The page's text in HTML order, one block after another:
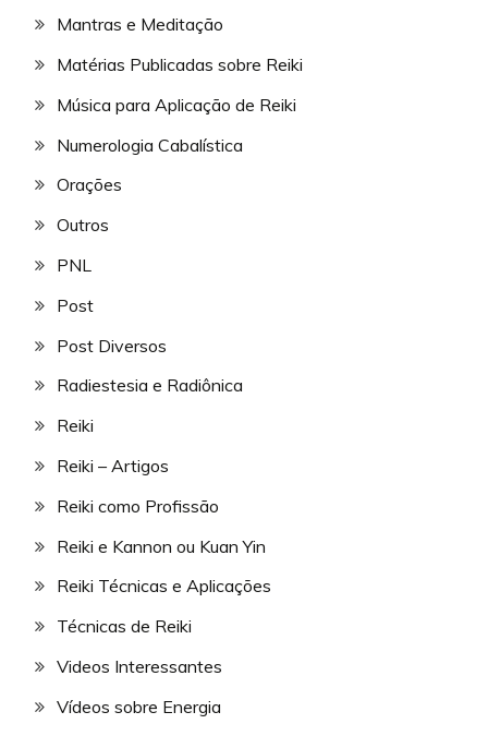
Mantras e Meditação
Matérias Publicadas sobre Reiki
Música para Aplicação de Reiki
Numerologia Cabalística
Orações
Outros
PNL
Post
Post Diversos
Radiestesia e Radiônica
Reiki
Reiki – Artigos
Reiki como Profissão
Reiki e Kannon ou Kuan Yin
Reiki Técnicas e Aplicações
Técnicas de Reiki
Videos Interessantes
Vídeos sobre Energia